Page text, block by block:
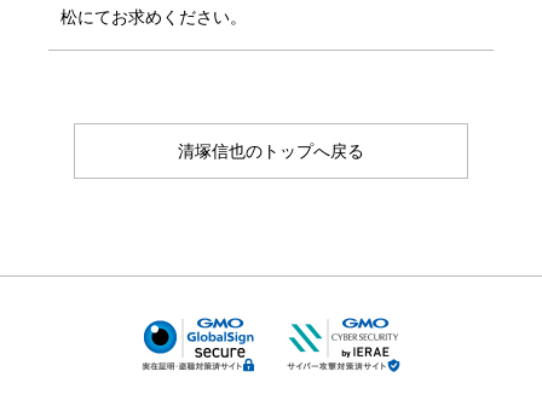
松にてお求めください。
清塚信也のトップへ戻る